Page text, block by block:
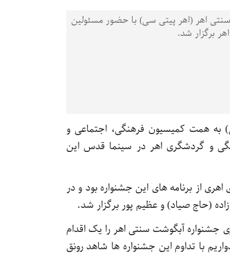
اهر (اهر پیتی سی) با حضور مسئولین
برگزار شد.
به همت کمیسیون فرهنگی، اجتماعی و
و گردشگری اهر در سینما قدس این
از برنامه های این جشنواره بود و در
(حاج صیاد) و عظیم پور برگزار شد.
جشنواره آبگوشت سنتی اهر را یک اقدام
با تداوم این جشنواره ها شاهد رونق